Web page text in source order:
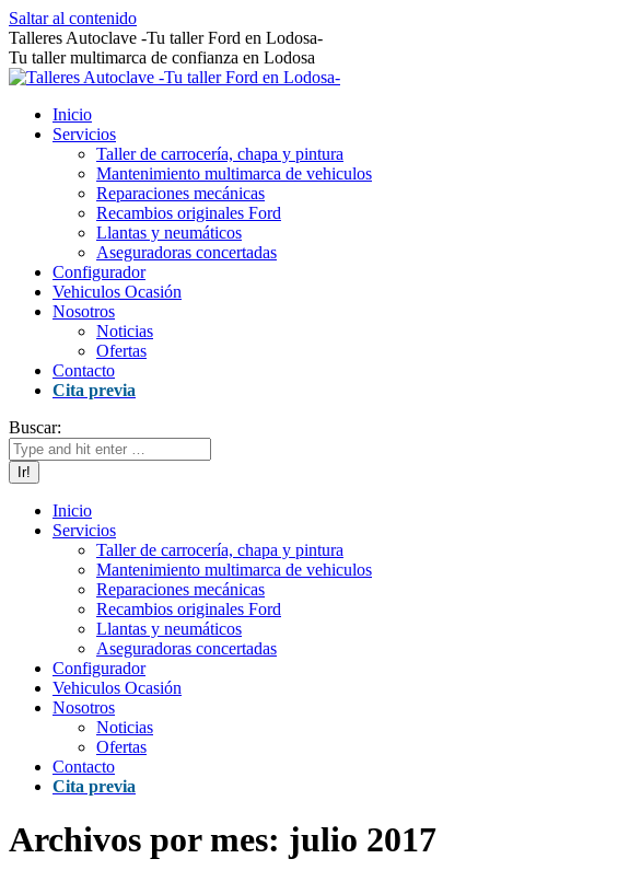
Saltar al contenido
Talleres Autoclave -Tu taller Ford en Lodosa-
Tu taller multimarca de confianza en Lodosa
Inicio
Servicios
Taller de carrocería, chapa y pintura
Mantenimiento multimarca de vehiculos
Reparaciones mecánicas
Recambios originales Ford
Llantas y neumáticos
Aseguradoras concertadas
Configurador
Vehiculos Ocasión
Nosotros
Noticias
Ofertas
Contacto
Cita previa
Buscar:
Inicio
Servicios
Taller de carrocería, chapa y pintura
Mantenimiento multimarca de vehiculos
Reparaciones mecánicas
Recambios originales Ford
Llantas y neumáticos
Aseguradoras concertadas
Configurador
Vehiculos Ocasión
Nosotros
Noticias
Ofertas
Contacto
Cita previa
Archivos por mes: julio 2017